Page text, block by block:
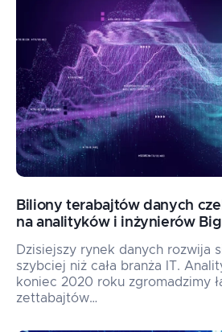
Biliony terabajtów danych
na analityków i inżynierów
Dzisiejszy rynek danych rozwija
szybciej niż cała branża IT.
koniec 2020 roku zgromadzimy
zettabajtów…